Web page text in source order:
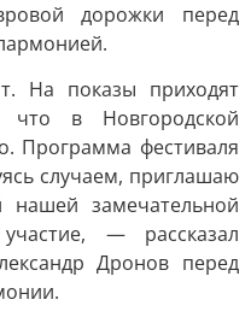
дорожки перед
На показы приходят
в Новгородской
Программа фестиваля
случаем, приглашаю
нашей замечательной
— рассказал
Дронов перед